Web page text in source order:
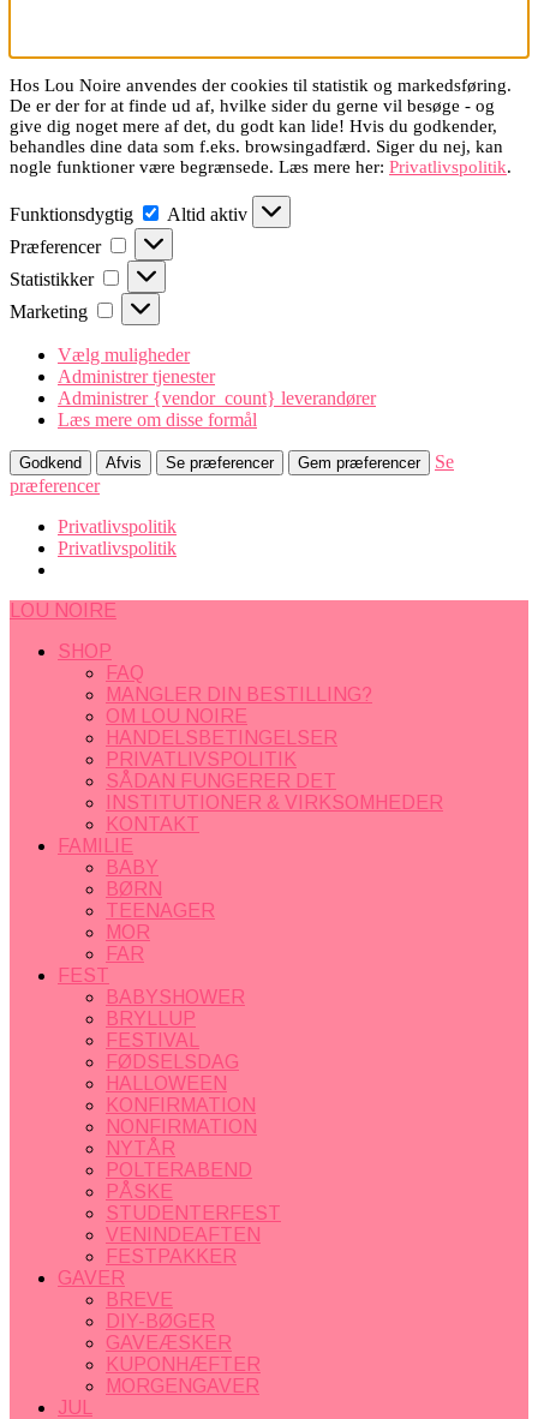
Hos Lou Noire anvendes der cookies til statistik og markedsføring.
De er der for at finde ud af, hvilke sider du gerne vil besøge - og
give dig noget mere af det, du godt kan lide! Hvis du godkender,
behandles dine data som f.eks. browsingadfærd. Siger du nej, kan
nogle funktioner være begrænsede. Læs mere her: Privatlivspolitik.
Funktionsdygtig Funktionsdygtig
Altid aktiv
Præferencer
Præferencer
Statistikker Statistikker
Marketing Marketing
Vælg muligheder
Administrer tjenester
Administrer {vendor_count} leverandører
Læs mere om disse formål
Godkend Afvis Se præferencer Gem præferencer
Se
præferencer
Privatlivspolitik
Privatlivspolitik
LOU NOIRE
SHOP
FAQ
MANGLER DIN BESTILLING?
OM LOU NOIRE
HANDELSBETINGELSER
PRIVATLIVSPOLITIK
SÅDAN FUNGERER DET
INSTITUTIONER & VIRKSOMHEDER
KONTAKT
FAMILIE
BABY
BØRN
TEENAGER
MOR
FAR
FEST
BABYSHOWER
BRYLLUP
FESTIVAL
FØDSELSDAG
HALLOWEEN
KONFIRMATION
NONFIRMATION
NYTÅR
POLTERABEND
PÅSKE
STUDENTERFEST
VENINDEAFTEN
FESTPAKKER
GAVER
BREVE
DIY-BØGER
GAVEÆSKER
KUPONHÆFTER
MORGENGAVER
JUL